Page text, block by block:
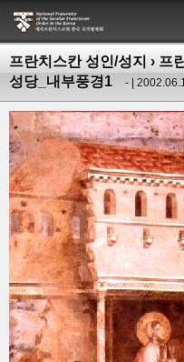
프란치스칸 성인/성지 › 프
성당_내부풍경1
- |